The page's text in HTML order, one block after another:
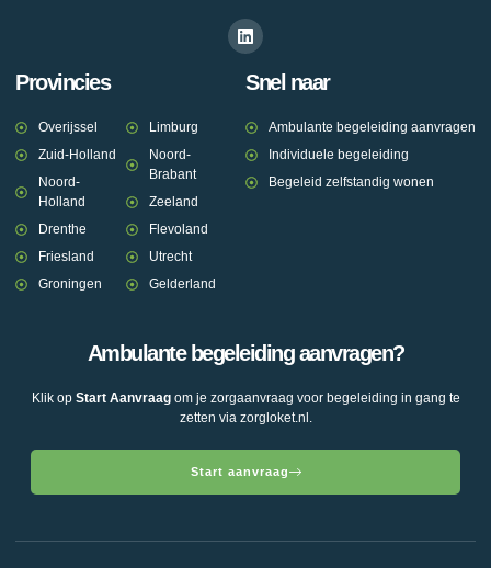
Provincies
Overijssel
Zuid-Holland
Noord-
Holland
Drenthe
Friesland
Groningen
Limburg
Noord-
Brabant
Zeeland
Flevoland
Utrecht
Gelderland
Snel naar
Ambulante begeleiding aanvragen
Individuele begeleiding
Begeleid zelfstandig wonen
Ambulante begeleiding aanvragen?
Klik op Start Aanvraagom je zorgaanvraag voor begeleiding in gang te
zetten via zorgloket.nl.
Start aanvraag